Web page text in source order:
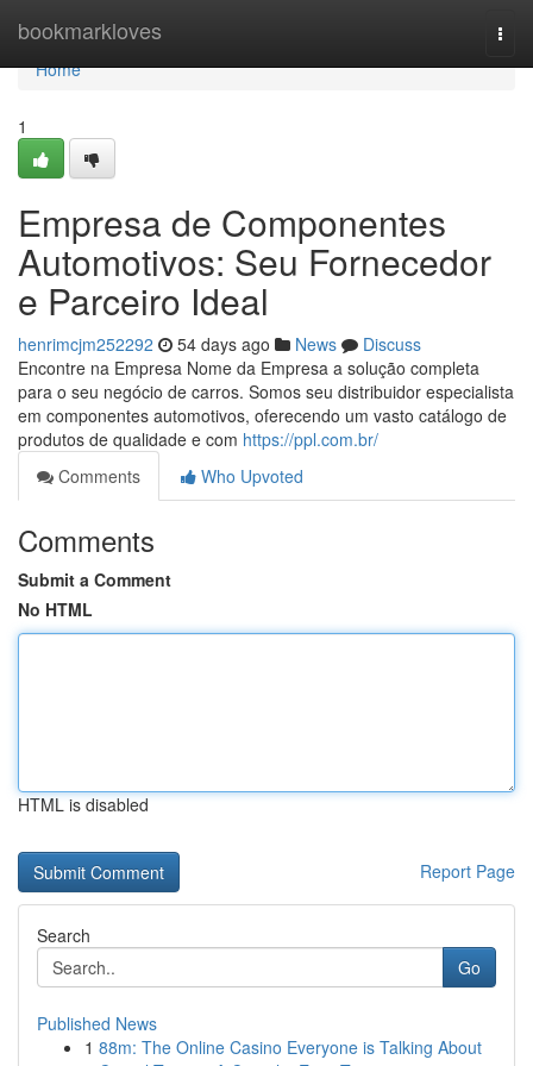
bookmarkloves
Home
Home
1
Empresa de Componentes
Automotivos: Seu Fornecedor
e Parceiro Ideal
henrimcjm252292 54 days ago News
Discuss
Encontre na Empresa Nome da Empresa a solução completa
para o seu negócio de carros. Somos seu distribuidor especialista
em componentes automotivos, oferecendo um vasto catálogo de
produtos de qualidade e com https://ppl.com.br/
Comments
Who Upvoted
Comments
Submit a Comment
No HTML
HTML is disabled
Report Page
Search
Go
Published News
1 88m: The Online Casino Everyone is Talking About